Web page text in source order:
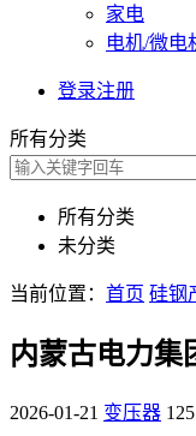
家电
电机/微电
登录注册
所有分类
所有分类
未分类
当前位置： 首页 硅钢
内蒙古电力集
2026-01-21 变压器 125